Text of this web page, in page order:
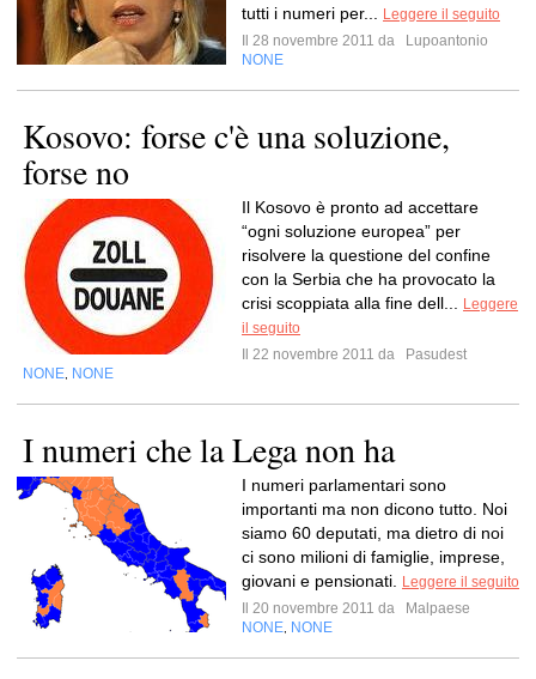
tutti i numeri per...
Leggere il seguito
Il 28 novembre 2011 da
Lupoantonio
NONE
Kosovo: forse c'è una soluzione,
forse no
Il Kosovo è pronto ad accettare
“ogni soluzione europea” per
risolvere la questione del confine
con la Serbia che ha provocato la
crisi scoppiata alla fine dell...
Leggere
il seguito
Il 22 novembre 2011 da
Pasudest
NONE NONE
I numeri che la Lega non ha
I numeri parlamentari sono
importanti ma non dicono tutto. Noi
siamo 60 deputati, ma dietro di noi
ci sono milioni di famiglie, imprese,
giovani e pensionati.
Leggere il seguito
Il 20 novembre 2011 da
Malpaese
NONE NONE